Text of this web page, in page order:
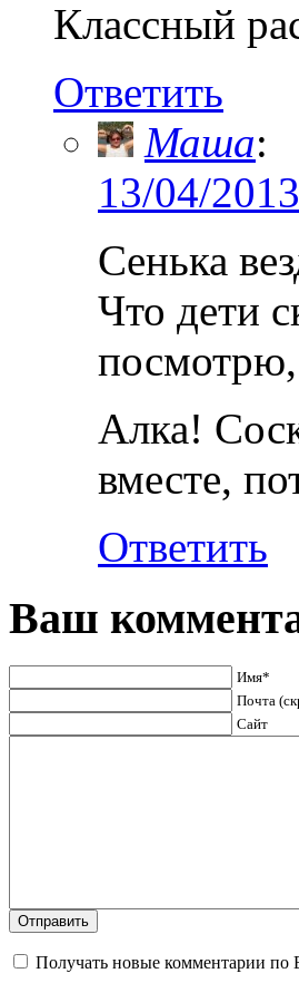
Классный
Ответить
Маша:
13/04/
Сенька
Что дети
Алка!
вместе,
Ответить
Ваш
Имя*
Почта
Сайт
Получать новые комментарии по